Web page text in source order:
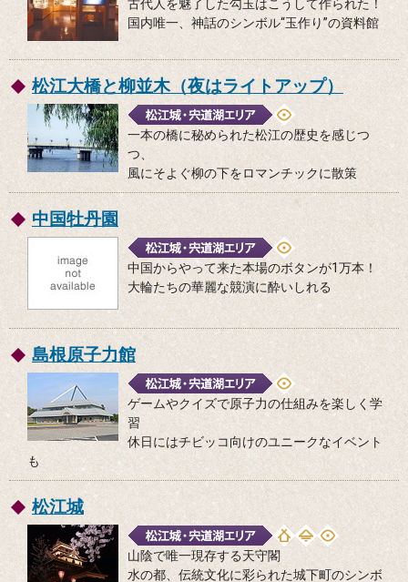
古代人を魅了した勾玉はこうして作られた！
国内唯一、神話のシンボル“玉作り”の資料館
松江大橋と柳並木（夜はライトアップ）
一本の橋に秘められた松江の歴史を感じつ
つ、
風にそよぐ柳の下をロマンチックに散策
中国牡丹園
中国からやって来た本場のボタンが1万本！
大輪たちの華麗な競演に酔いしれる
島根原子力館
ゲームやクイズで原子力の仕組みを楽しく学
習
休日にはチビッコ向けのユニークなイベント
も
松江城
山陰で唯一現存する天守閣
水の都、伝統文化に彩られた城下町のシンボ